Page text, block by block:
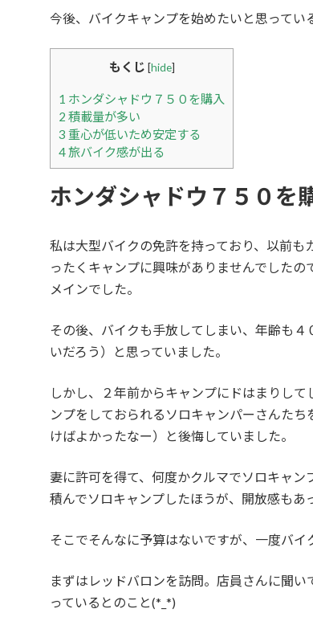
今後、バイクキャンプを始めたいと思ってい
もくじ [hide]
1 ホンダシャドウ７５０を購入
2 積載量が多い
3 重心が低いため安定する
4旅バイク感が出る
ホンダシャドウ７５０を
私は大型バイクの免許を持っており、以前
ったくキャンプに興味がありませんでした
メインでした。
その後、バイクも手放してしまい、年齢も
いだろう）と思っていました。
しかし、２年前からキャンプにドはまりし
ンプをしておられるソロキャンパーさんた
けばよかったなー）と後悔していました。
妻に許可を得て、何度かクルマでソロキャ
積んでソロキャンプしたほうが、開放感もあ
そこでそんなに予算はないですが、一度バイ
まずはレッドバロンを訪問。店員さんに聞
っているとのこと(*_*)